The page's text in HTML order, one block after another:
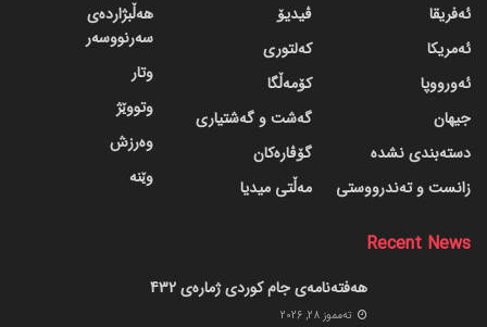
ئەفریقا
ئەمریکا
ئەورووپا
جیهان
دسته‌بندی نشده
زانست و تەندرووستی
ڤیدیۆ
کەلتوری
کۆمەڵگا
گه‌شت و گه‌شتیاری
گۆڤاره‌کان
مەڵتی میدیا
هەڵبژاردەی
سەرنووسەر
وتار
وتووێژ
وەرزش
وێنە
Recent News
هەفتەنامەی جام کوردی ژمارەی 432
ته‌مموز 28, 2026